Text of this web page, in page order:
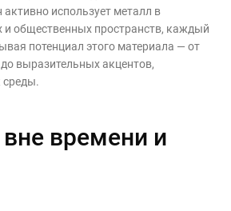
использует металл в
общественных пространств, каждый
потенциал этого материала — от
выразительных акцентов,
времени и